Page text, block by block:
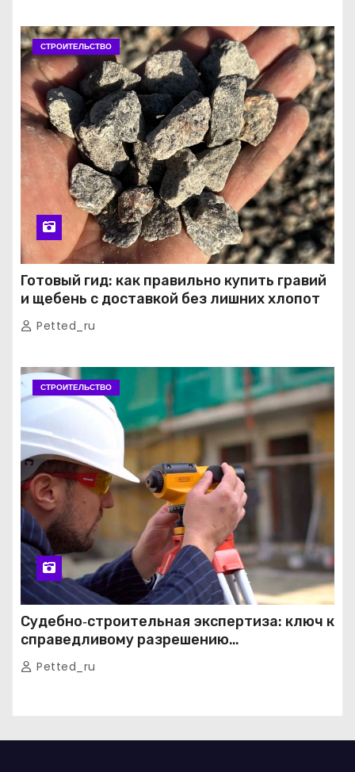
СТРОИТЕЛЬСТВО
Готовый гид: как правильно купить гравий
и щебень с доставкой без лишних хлопот
Petted_ru
СТРОИТЕЛЬСТВО
Судебно‑строительная экспертиза: ключ к
справедливому разрешению
строительных споров
Petted_ru